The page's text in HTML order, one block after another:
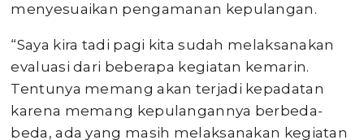
menyesuaikan pengamanan kepulangan.
“Saya kira tadi pagi kita sudah melaksanakan
evaluasi dari beberapa kegiatan kemarin.
Tentunya memang akan terjadi kepadatan
karena memang kepulangannya berbeda-
beda, ada yang masih melaksanakan kegiatan